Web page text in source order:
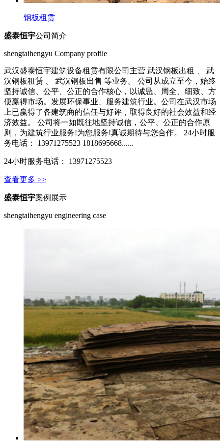
钢板租赁
盛泰恒宇公司简介
shengtaihengyu Company profile
武汉盛泰恒宇建筑设备租赁有限公司主营 武汉钢板出租 、 武
汉钢板租赁 、 武汉钢板出售 等业务。 公司从成立至今，始终
坚持诚信、公平、公正的合作核心，以诚恳、周全、细致、方
便赢得市场。发展环保事业、服务建筑行业。公司在武汉市场
上已赢得了各建筑商的信任与好评，取得良好的社会效益和经
济效益。 公司将一如既往地坚持诚信，公平、公正的合作原
则，为建筑行业服务!为您服务!真诚期待与您合作。 24小时服
务电话： 13971275523 1818695668......
24小时服务电话： 13971275523
查看更多 >>
盛泰恒宇案例展示
shengtaihengyu engineering case